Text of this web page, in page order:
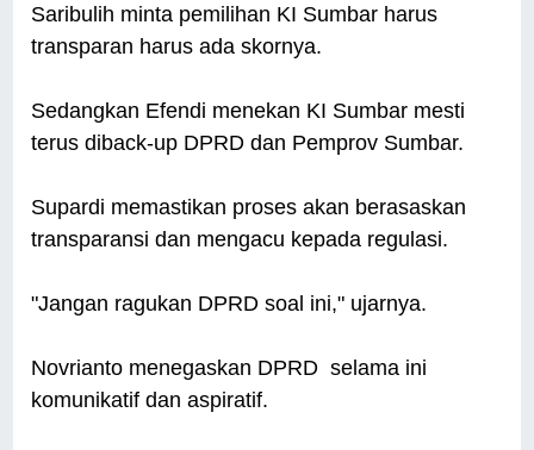
Saribulih minta pemilihan KI Sumbar harus
transparan harus ada skornya.
Sedangkan Efendi menekan KI Sumbar mesti
terus diback-up DPRD dan Pemprov Sumbar.
Supardi memastikan proses akan berasaskan
transparansi dan mengacu kepada regulasi.
"Jangan ragukan DPRD soal ini," ujarnya.
Novrianto menegaskan DPRD selama ini
komunikatif dan aspiratif.